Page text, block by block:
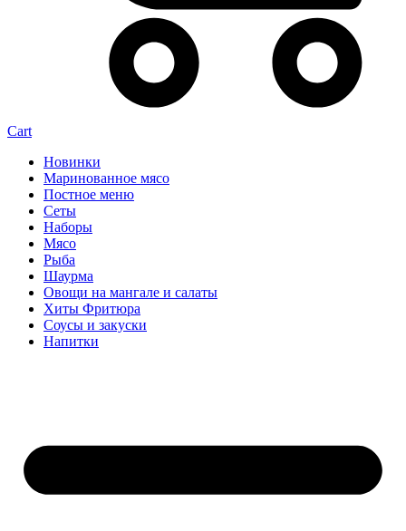
Cart
Новинки
Маринованное мясо
Постное меню
Сеты
Наборы
Мясо
Рыба
Шаурма
Овощи на мангале и салаты
Хиты Фритюра
Соусы и закуски
Напитки